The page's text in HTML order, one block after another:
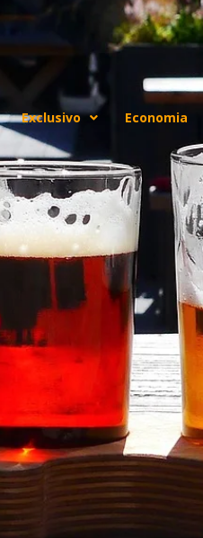
Exclusivo Economia